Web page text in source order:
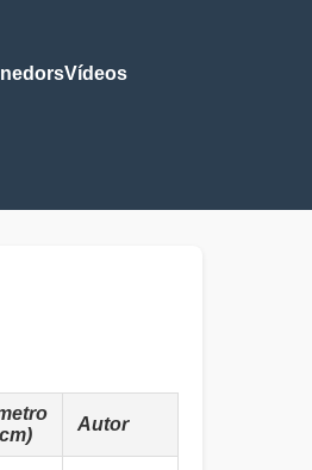
Vídeos
Autor